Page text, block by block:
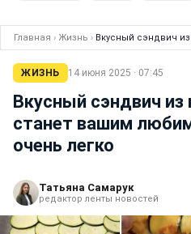
Главная › Жизнь › Вкусный сэндвич
ЖИЗНЬ 14 июня 2025 · 07:45
Вкусный сэндвич из
станет вашим
очень легко
Татьяна Самарук
редактор ленты новостей